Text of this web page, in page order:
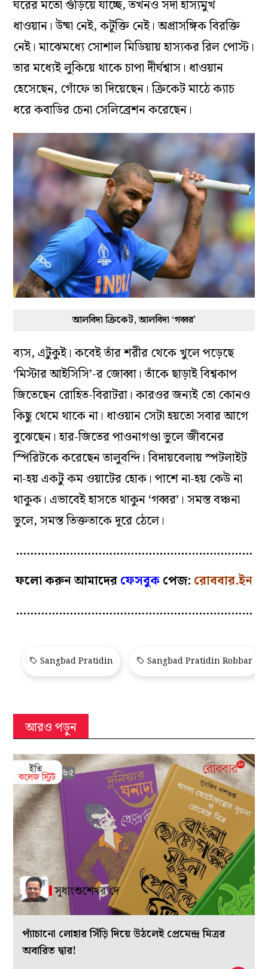
ঘরের মতো গুঁড়িয়ে যাচ্ছে, তখনও সদা হাস্যমুখ
ধাওয়ান। উষ্মা নেই, কটূক্তি নেই। অপ্রাসঙ্গিক বিরক্তি
নেই। মাঝেমধ্যে সোশাল মিডিয়ায় হাস্যকর রিল পোস্ট।
তার মধ্যেই লুকিয়ে থাকে চাপা দীর্ঘশ্বাস। ধাওয়ান
হেসেছেন, গোঁফে তা দিয়েছেন। ক্রিকেট মাঠে ক্যাচ
ধরে কবাডির চেনা সেলিব্রেশন করেছেন।
আলবিদা ক্রিকেট, আলবিদা ‘গব্বর’
ব্যস, এটুকুই। কবেই তাঁর শরীর থেকে খুলে পড়েছে
‘মিস্টার আইসিসি’-র জোব্বা। তাঁকে ছাড়াই বিশ্বকাপ
জিতেছেন রোহিত-বিরাটরা। কারওর জন্যই তো কোনও
কিছু থেমে থাকে না। ধাওয়ান সেটা হয়তো সবার আগে
বুঝেছেন। হার-জিতের পাওনাগণ্ডা ভুলে জীবনের
স্পিরিটকে করেছেন তালুবন্দি। বিদায়বেলায় স্পটলাইট
না-হয় একটু কম ওয়াটের হোক। পাশে না-হয় কেউ না
থাকুক। এভাবেই হাসতে থাকুন ‘গব্বর’। সমস্ত বঞ্চনা
ভুলে, সমস্ত তিক্ততাকে দূরে ঠেলে।
…………………………………………………………
ফলো করুন আমাদেরফেসবুকপেজ: রোববার.ইন
…………………………………………………………
Sangbad Pratidin Sangbad Pratidin Robbar
আরও পড়ুন
প্যাঁচানো লোহার সিঁড়ি দিয়ে উঠলেই প্রেমেন্দ্র মিত্রর
অবারিত দ্বার!